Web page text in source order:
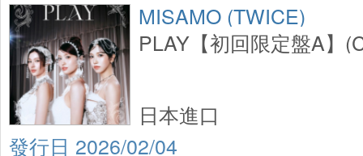
MISAMO (TWICE)
PLAY【初回限定盤A】
2026/02/04
日本進口